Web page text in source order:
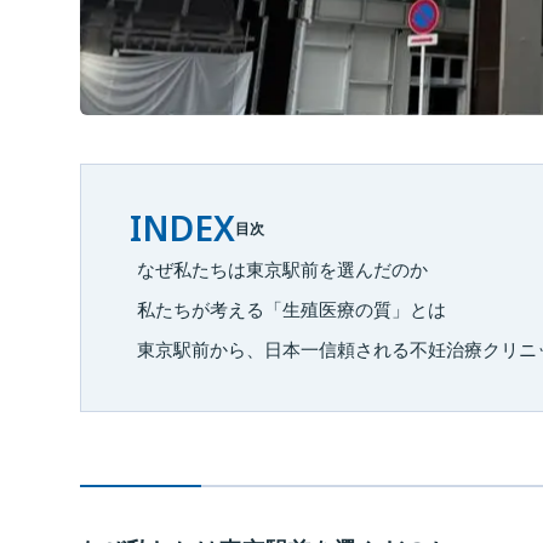
INDEX目次
なぜ私たちは東京駅前を選んだのか
私たちが考える「生殖医療の質」とは
東京駅前から、日本一信頼される不妊治療クリニ